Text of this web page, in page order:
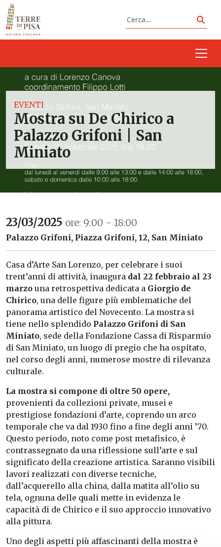
Vai al contenuto
Cerca
EVENTI
Mostra su De Chirico a
Palazzo Grifoni | San
Miniato
23/03/2025 ore: 9:00 - 18:00
Palazzo Grifoni, Piazza Grifoni, 12, San Miniato
Casa d’Arte San Lorenzo, per celebrare i suoi
trent’anni di attività, inaugura dal 22 febbraio al 23
marzo una retrospettiva dedicata a Giorgio de
Chirico, una delle figure più emblematiche del
panorama artistico del Novecento. La mostra si
tiene nello splendido Palazzo Grifoni di San
Miniato, sede della Fondazione Cassa di Risparmio
di San Miniato, un luogo di pregio che ha ospitato,
nel corso degli anni, numerose mostre di rilevanza
culturale.
La mostra si compone di oltre 50 opere,
provenienti da collezioni private, musei e
prestigiose fondazioni d’arte, coprendo un arco
temporale che va dal 1930 fino a fine degli anni ’70.
Questo periodo, noto come post metafisico, è
contrassegnato da una riflessione sull’arte e sul
significato della creazione artistica. Saranno visibili
lavori realizzati con diverse tecniche,
dall’acquerello alla china, dalla matita all’olio su
tela, ognuna delle quali mette in evidenza le
capacità di de Chirico e il suo approccio innovativo
alla pittura.
Uno degli aspetti più affascinanti della mostra è